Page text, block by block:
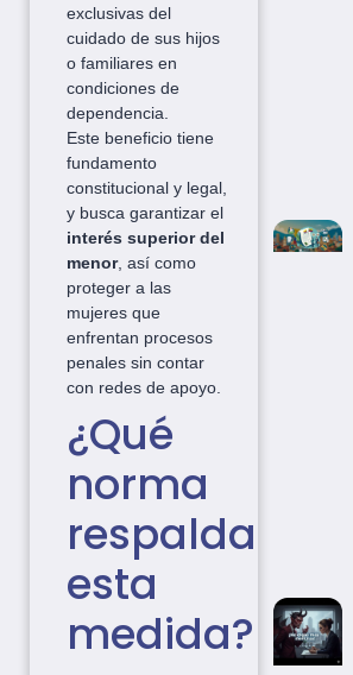
exclusivas del
cuidado de sus hijos
o familiares en
condiciones de
dependencia.
Este beneficio tiene
fundamento
constitucional y legal,
y busca garantizar el
interés superior del
menor, así como
proteger a las
mujeres que
enfrentan procesos
penales sin contar
con redes de apoyo.
¿Qué
norma
respalda
esta
medida?